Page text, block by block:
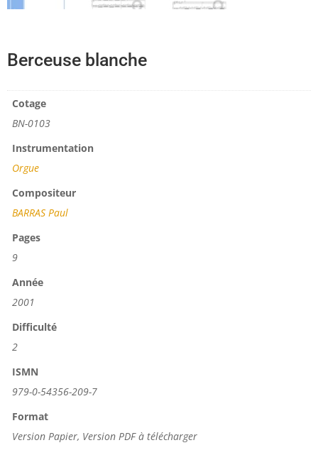
Berceuse blanche
Cotage
BN-0103
Instrumentation
Orgue
Compositeur
BARRAS Paul
Pages
9
Année
2001
Difficulté
2
ISMN
979-0-54356-209-7
Format
Version Papier, Version PDF à télécharger